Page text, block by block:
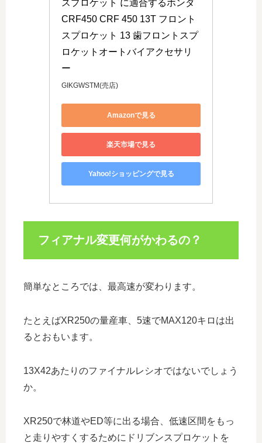
スプロケット に適合するホンダ
CRF450 CRF 450 13T フロント
スプロケット 13 歯フロントスプ
ロケットオートバイアクセサリ
ー
GIKGWSTM(売店)
Amazonで見る
楽天市場で見る
Yahoo!ショッピングで見る
フィアナル変更何がかわるの？
簡単なところでは、最高速が変わります。
たとえばXR250の量産車、5速でMAX120キロは出
るとおもいます。
13X42あたりのファイナルレシオではないでしょう
か。
XR250で林道やED等に出る場合、低速区間をもっ
と走りやすくするためにドリブンスプロケットを